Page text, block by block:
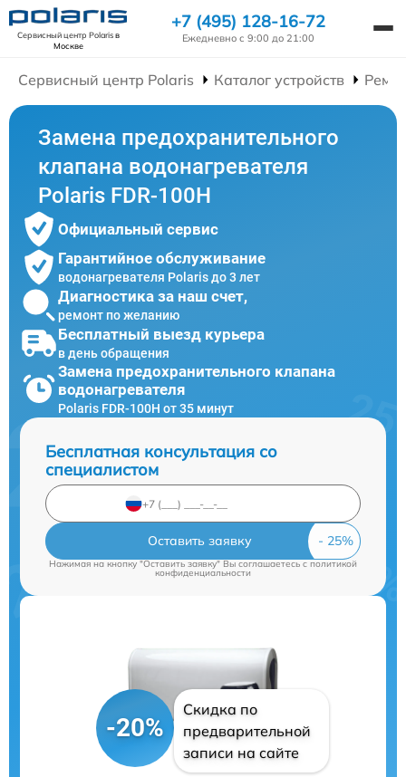
Сервисный центр Polarisв
Москве
+7 (495) 128-16-72
Ежедневно с 9:00 до 21:00
Сервисный центр Polaris Каталог устройств
Замена предохранительного
клапана водонагревателя
Polaris FDR-100H
Официальный сервис
Гарантийное обслуживание
водонагревателя Polaris до 3 лет
Диагностика за наш счет,
ремонт по желанию
Бесплатный выезд курьера
в день обращения
Замена предохранительного клапана
водонагревателя
Polaris FDR-100H от 35 минут
Бесплатная консультация со
специалистом
Оставить заявку
Нажимая на кнопку "Оставить заявку" Вы соглашаетесь cполитикой
конфиденциальности
-20%
Скидка по
предварительной
записи на сайте